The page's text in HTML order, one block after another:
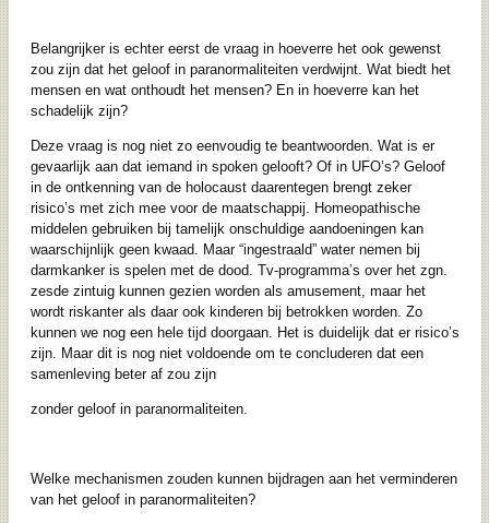
Belangrijker is echter eerst de vraag in hoeverre het ook gewenst
zou zijn dat het geloof in paranormaliteiten verdwijnt. Wat biedt het
mensen en wat onthoudt het mensen? En in hoeverre kan het
schadelijk zijn?
Deze vraag is nog niet zo eenvoudig te beantwoorden. Wat is er
gevaarlijk aan dat iemand in spoken gelooft? Of in UFO’s? Geloof
in de ontkenning van de holocaust daarentegen brengt zeker
risico’s met zich mee voor de maatschappij. Homeopathische
middelen gebruiken bij tamelijk onschuldige aandoeningen kan
waarschijnlijk geen kwaad. Maar “ingestraald” water nemen bij
darmkanker is spelen met de dood. Tv-programma’s over het zgn.
zesde zintuig kunnen gezien worden als amusement, maar het
wordt riskanter als daar ook kinderen bij betrokken worden. Zo
kunnen we nog een hele tijd doorgaan. Het is duidelijk dat er risico’s
zijn. Maar dit is nog niet voldoende om te concluderen dat een
samenleving beter af zou zijn
zonder geloof in paranormaliteiten.
Welke mechanismen zouden kunnen bijdragen aan het verminderen
van het geloof in paranormaliteiten?